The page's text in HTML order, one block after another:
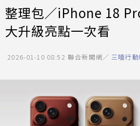
整理包／iPhone 18
大升級亮點一次看
2026-01-10 08:52 聯合新聞網／ 三嘻行